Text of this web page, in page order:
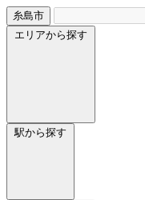
糸島市
エリアから探す
駅から探す